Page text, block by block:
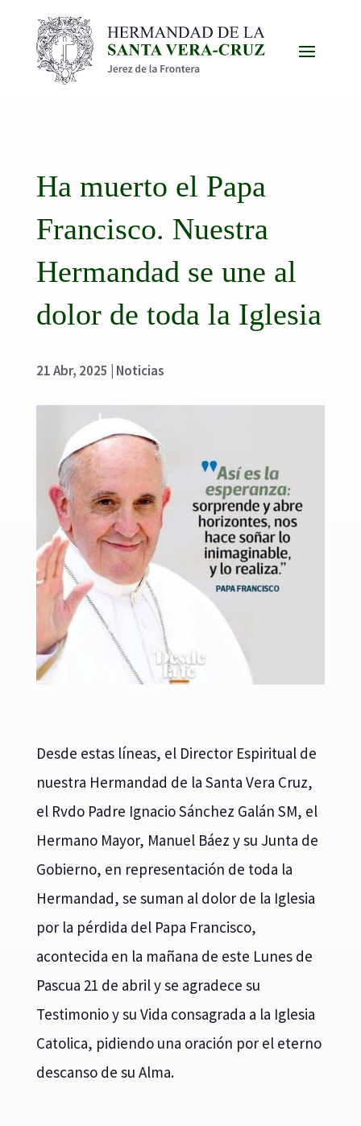
Ha muerto el Papa
Francisco. Nuestra
Hermandad se une al
dolor de toda la Iglesia
21 Abr, 2025 Noticias
Desde estas líneas, el Director Espiritual de
nuestra Hermandad de la Santa Vera Cruz,
el Rvdo Padre Ignacio Sánchez Galán SM, el
Hermano Mayor, Manuel Báez y su Junta de
Gobierno, en representación de toda la
Hermandad, se suman al dolor de la Iglesia
por la pérdida del Papa Francisco,
acontecida en la mañana de este Lunes de
Pascua 21 de abril y se agradece su
Testimonio y su Vida consagrada a la Iglesia
Catolica, pidiendo una oración por el eterno
descanso de su Alma.